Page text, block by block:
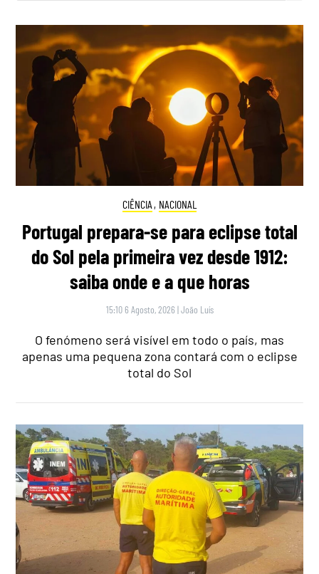
CIÊNCIA , NACIONAL
Portugal prepara-se para eclipse total
do Sol pela primeira vez desde 1912:
saiba onde e a que horas
15:10 6 Agosto, 2026 |João Luís
O fenómeno será visível em todo o país, mas
apenas uma pequena zona contará com o eclipse
total do Sol